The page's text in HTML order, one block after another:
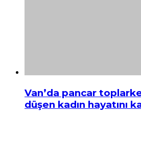
Van’da pancar
düşen kadın hayatını